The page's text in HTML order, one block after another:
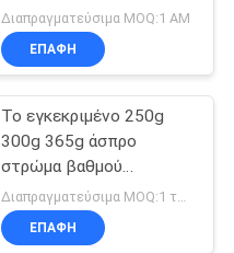
λευκές σελίδες στο
έγγραφο για το φάκελο
Διαπραγματεύσιμα MOQ:1 ΑΜ
ΕΠΑΦΉ
Το εγκεκριμένο 250g
300g 365g άσπρο
στρώμα βαθμού
τροφίμων έντυσε τον
καφετή πίνακα εγγράφου
του Κραφτ
ΕΠΑΦΉ